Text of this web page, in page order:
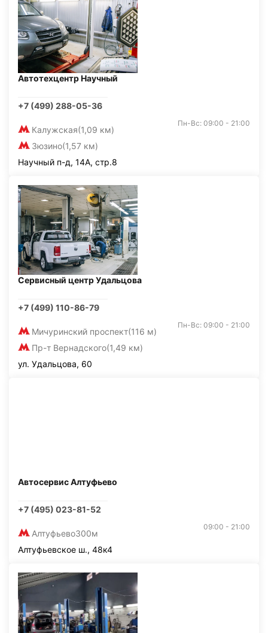
Автотехцентр Научный
+7 (499) 288-05-36
Калужская(1,09 км)
Зюзино(1,57 км)
Пн-Вс: 09:00 - 21:00
Научный п-д, 14А, стр.8
Сервисный центр Удальцова
+7 (499) 110-86-79
Мичуринский проспект(116 м)
Пр-т Вернадского(1,49 км)
Пн-Вс: 09:00 - 21:00
ул. Удальцова, 60
Автосервис Алтуфьево
+7 (495) 023-81-52
Алтуфьево300м
09:00 - 21:00
Алтуфьевское ш., 48к4